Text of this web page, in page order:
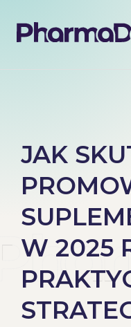
JAK
W 2025